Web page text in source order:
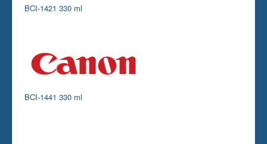
BCI-1421 330 ml
BCI-1441 330 ml